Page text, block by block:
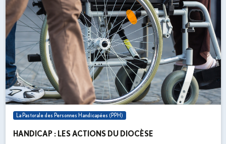
La Pastorale des Personnes Handicapées (PPH)
HANDICAP : LES ACTIONS DU DIOCÈSE